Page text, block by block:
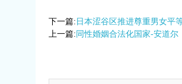
下一篇: 日本涩谷区推进尊重男女平
上一篇: 同性婚姻合法化国家-安道尔